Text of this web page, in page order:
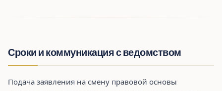
Сроки и коммуникация с ведомством
Подача заявления на смену правовой основы